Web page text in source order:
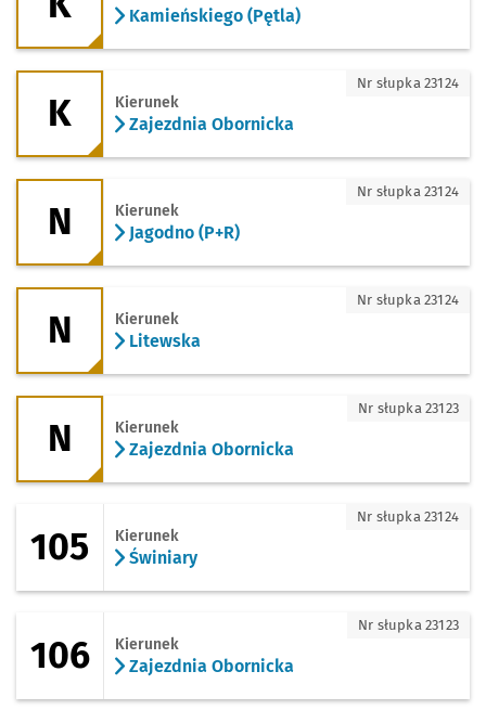
Kamieńskiego (Pętla)
K - kierunek Zajezdnia Obornicka
K Kierunek
Zajezdnia Obornicka
Nr słupka 23124
N - kierunek Jagodno (P+R)
N Kierunek
Jagodno (P+R)
Nr słupka 23124
N - kierunek Litewska
N Kierunek
Litewska
Nr słupka 23124
N - kierunek Zajezdnia Obornicka
N Kierunek
Zajezdnia Obornicka
Nr słupka 23123
105 Kierunek
Świniary
Nr słupka 23124
106 - kierunek Zajezdnia Obornicka
106 Kierunek
Zajezdnia Obornicka
Nr słupka 23123